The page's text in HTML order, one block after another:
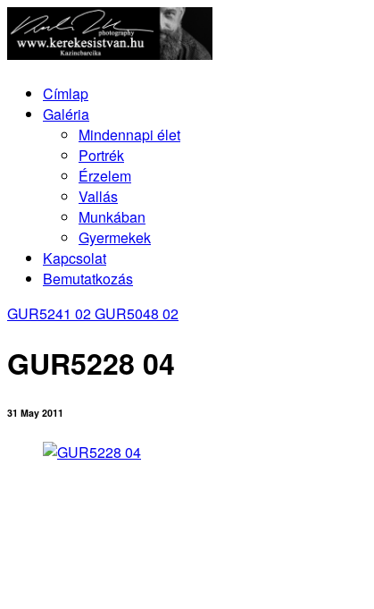
Címlap
Galéria
Mindennapi élet
Portrék
Érzelem
Vallás
Munkában
Gyermekek
Kapcsolat
Bemutatkozás
GUR5241 02GUR5048 02
GUR5228 04
31 May 2011